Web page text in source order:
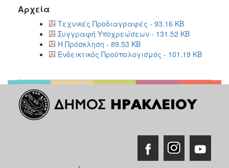
ΑΝΘΕΚΤΙΚΗ
ΠΟΛΗΑρχεία
Τεχνικές Προδιαγραφές - 93.16 KB
Συγγραφή Υποχρεώσεων - 131.52 KB
Η Πρόσκληση - 89.53 KB
Ενδεικτικός Προϋπολογισμός - 101.19 KB